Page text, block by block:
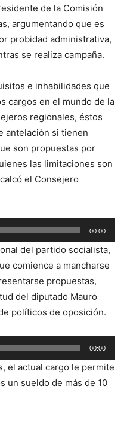
de la Comisión
argumentando que es
probidad administrativa,
se realiza campaña.
e inhabilidades que
cargos en el mundo de la
regionales, éstos
antelación si tienen
son propuestas por
las limitaciones son
el Consejero
00:00
del partido socialista,
comience a mancharse
propuestas,
del diputado Mauro
políticos de oposición.
00:00
el actual cargo le permite
un sueldo de más de 10